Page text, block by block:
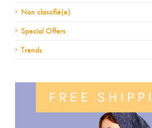
Non classifié(e)
Special Offers
Trends